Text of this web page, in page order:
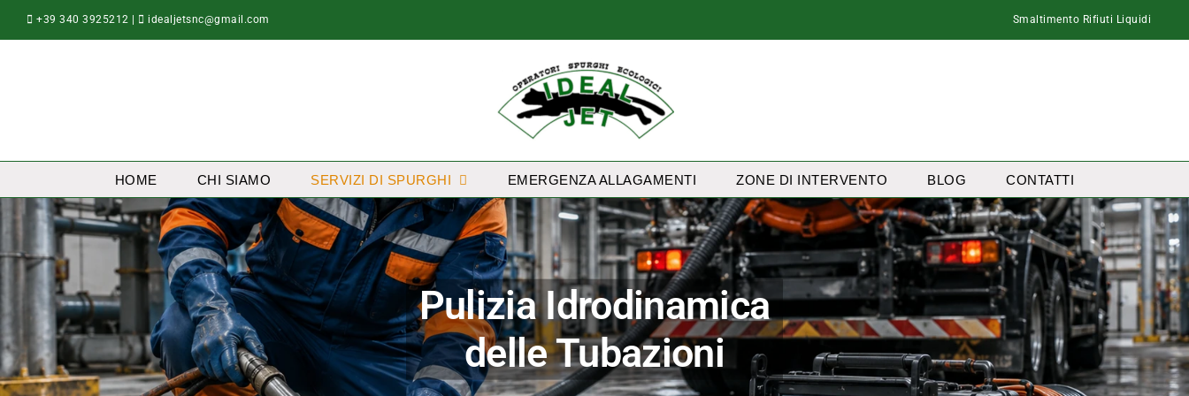
+39 340 3925212 idealjetsnc@gmail.com Smaltimento Rifiuti Liquidi
HOME CHI SIAMO SERVIZI DI SPURGHI EMERGENZA ALLAGAMENTI ZONE DI INTERVENTO BLOG CONTATTI
Pulizia Idrodinamica
delle Tubazioni